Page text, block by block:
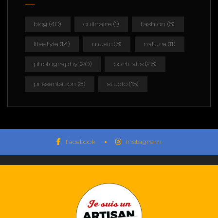
blog (40) culinaire (1) fashion (6)
lifestyle (14) music(3) nature (11)
photography (20) portraits(28)
présentation (3) studio(15)
facebook instagram